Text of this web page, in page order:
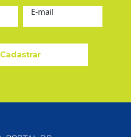
E-mail
Cadastrar